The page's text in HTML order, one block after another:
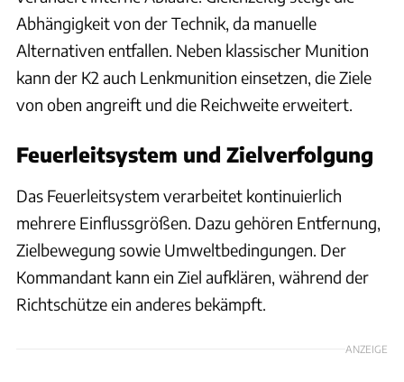
Abhängigkeit von der Technik, da manuelle
Alternativen entfallen. Neben klassischer Munition
kann der K2 auch Lenkmunition einsetzen, die Ziele
von oben angreift und die Reichweite erweitert.
Feuerleitsystem und Zielverfolgung
Das Feuerleitsystem verarbeitet kontinuierlich
mehrere Einflussgrößen. Dazu gehören Entfernung,
Zielbewegung sowie Umweltbedingungen. Der
Kommandant kann ein Ziel aufklären, während der
Richtschütze ein anderes bekämpft.
ANZEIGE